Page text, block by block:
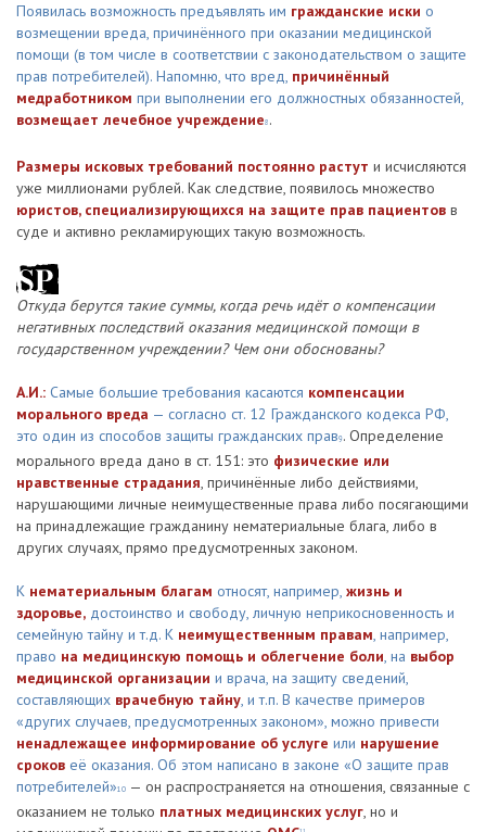
Появилась возможность предъявлять им гражданские иски о
возмещении вреда, причинённого при оказании медицинской
помощи (в том числе в соответствии с законодательством о защите
прав потребителей). Напомню, что вред, причинённый
медработником при выполнении его должностных обязанностей,
возмещает лечебное учреждение8 .
Размеры исковых требований постоянно растут и исчисляются
уже миллионами рублей. Как следствие, появилось множество
юристов, специализирующихся на защите прав пациентов в
суде и активно рекламирующих такую возможность.
Откуда берутся такие суммы, когда речь идёт о компенсации
негативных последствий оказания медицинской помощи в
государственном учреждении? Чем они обоснованы?
А.И.: Самые большие требования касаются компенсации
морального вреда — согласно ст. 12 Гражданского кодекса РФ,
это один из способов защиты гражданских прав9. Определение
морального вреда дано в ст. 151: это физические или
нравственные страдания, причинённые либо действиями,
нарушающими личные неимущественные права либо посягающими
на принадлежащие гражданину нематериальные блага, либо в
других случаях, прямо предусмотренных законом.
К нематериальным благам относят, например, жизнь и
здоровье, достоинство и свободу, личную неприкосновенность и
семейную тайну и т.д. К неимущественным правам, например,
право на медицинскую помощь и облегчение боли, на выбор
медицинской организации и врача, на защиту сведений,
составляющих врачебную тайну, и т.п. В качестве примеров
«других случаев, предусмотренных законом», можно привести
ненадлежащее информирование об услуге или нарушение
сроков её оказания. Об этом написано в законе «О защите прав
потребителей»10 — он распространяется на отношения, связанные с
оказанием не только платных медицинских услуг, но и
11